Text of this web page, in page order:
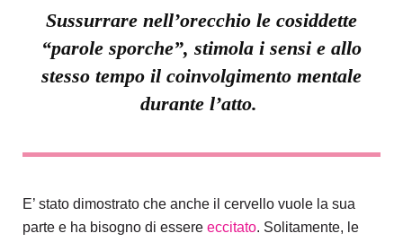
Sussurrare nell’orecchio le cosiddette
“parole sporche”, stimola i sensi e allo
stesso tempo il coinvolgimento mentale
durante l’atto.
E’ stato dimostrato che anche il cervello vuole la sua
parte e ha bisogno di essere eccitato. Solitamente, le